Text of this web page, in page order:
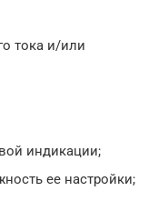
тока и/или
индикации;
ее настройки;